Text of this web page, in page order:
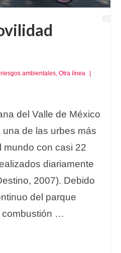
ambientales, Otra línea
del Valle de México
de las urbes más
mundo con casi 22
diariamente
2007). Debido
del parque
combustión …